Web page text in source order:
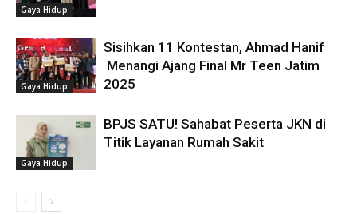
Gaya Hidup
Gaya Hidup
Sisihkan 11 Kontestan, Ahmad Hanif
Menangi Ajang Final Mr Teen Jatim
2025
Gaya Hidup
BPJS SATU! Sahabat Peserta JKN di
Titik Layanan Rumah Sakit